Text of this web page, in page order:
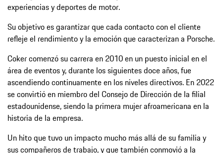
experiencias y deportes de motor.
Su objetivo es garantizar que cada contacto con el cliente
refleje el rendimiento y la emoción que caracterizan a Porsche.
Coker comenzó su carrera en 2010 en un puesto inicial en el
área de eventos y, durante los siguientes doce años, fue
ascendiendo continuamente en los niveles directivos. En 2022
se convirtió en miembro del Consejo de Dirección de la filial
estadounidense, siendo la primera mujer afroamericana en la
historia de la empresa.
Un hito que tuvo un impacto mucho más allá de su familia y
sus compañeros de trabajo, y que también conmovió a la